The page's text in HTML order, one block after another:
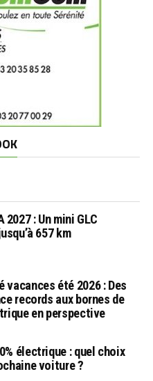
2027 : Un mini GLC
657 km
vacances été 2026 : Des
records aux bornes de
en perspective
électrique : quel choix
voiture ?